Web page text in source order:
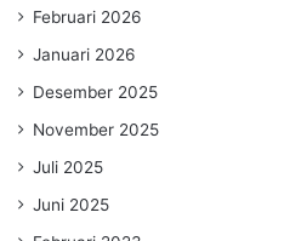
Februari 2026
Januari 2026
Desember 2025
November 2025
Juli 2025
Juni 2025